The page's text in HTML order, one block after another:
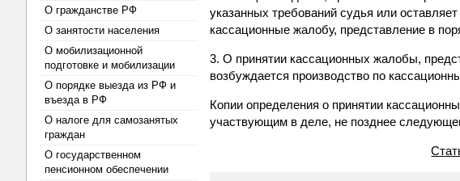
О гражданстве РФ
О занятости населения
О мобилизационной
подготовке и мобилизации
О порядке выезда из РФ и
въезда в РФ
О налоге для самозанятых
граждан
О государственном
пенсионном обеспечении
указанных требований судья или
кассационные жалобу, представление в
3. О принятии кассационных жалобы,
возбуждается производство по
Копии определения о принятии
участвующим в деле, не позднее